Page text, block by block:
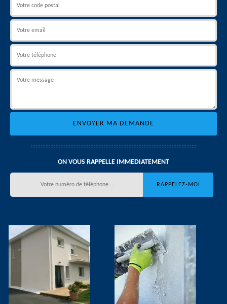
ON VOUS RAPPELLE IMMEDIATEMENT